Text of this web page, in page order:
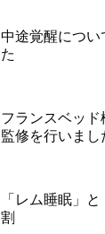
中途覚醒につい
た
フランスベッ
監修を行いまし
「レム睡眠」
割